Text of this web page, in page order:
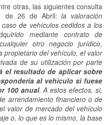
otras, las siguientes consulta
de 26 de Abril:la valoración
de vehículos cedidos a los
mediante contrato de
otro negocio jurídico,
propietario del vehículo, el valor
de su utilización por parte
el resultado de aplicar sobre
al vehículo si fuese
100 anual. A estos efectos, si,
arrendamiento financiero o de
valor de mercado del vehículo
o, lo que es lo mismo, la base